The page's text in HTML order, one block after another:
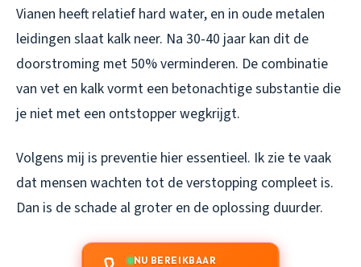
Vianen heeft relatief hard water, en in oude metalen
leidingen slaat kalk neer. Na 30-40 jaar kan dit de
doorstroming met 50% verminderen. De combinatie
van vet en kalk vormt een betonachtige substantie die
je niet met een ontstopper wegkrijgt.
Volgens mij is preventie hier essentieel. Ik zie te vaak
dat mensen wachten tot de verstopping compleet is.
Dan is de schade al groter en de oplossing duurder.
NU BEREIKBAAR